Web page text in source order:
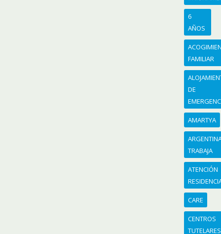
6
AÑOS
FAMILIAR
DE
AMARTYA
TRABAJA
ATENCIÓN
CARE
CENTROS
TUTELARES